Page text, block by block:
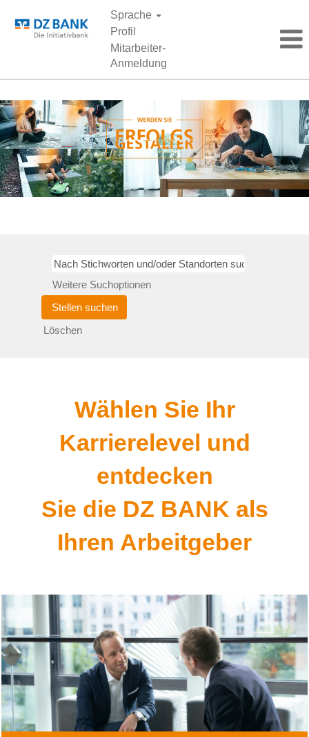
Sprache
Profil
Mitarbeiter-
Anmeldung
Weitere Suchoptionen
Löschen
Wählen Sie Ihr
Karrierelevel und
entdecken
Sie die DZ BANK als
Ihren Arbeitgeber